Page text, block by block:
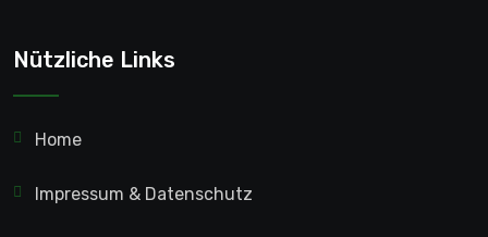
Nützliche Links
Home
Impressum & Datenschutz